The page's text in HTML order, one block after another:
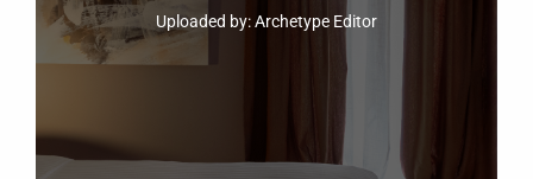
Uploaded by: Archetype Editor